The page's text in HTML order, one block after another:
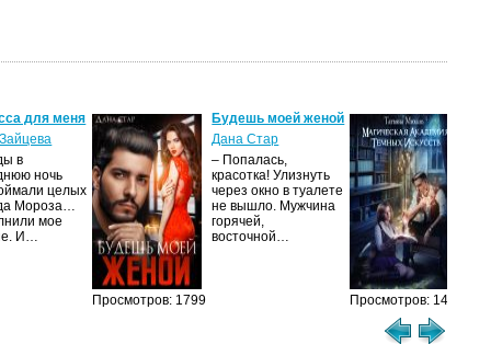
для меня
в
ночь
целых
Мороза…
мое
И…
Просмотров: 1799
Будешь моей женой
Дана Стар
– Попалась,
красотка! Улизнуть
через окно в туалете
не вышло. Мужчина
горячей,
восточной…
Просмотров: 1459